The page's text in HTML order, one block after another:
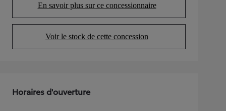
En savoir plus sur ce concessionnaire
(Opens in new tab)
Voir le stock de cette concession
(Opens in new tab)
Horaires d'ouverture